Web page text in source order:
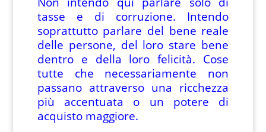
tasse e di corruzione. Intendo
soprattutto parlare del bene reale
delle persone, del loro stare bene
dentro e della loro felicità. Cose
tutte che necessariamente non
passano attraverso una ricchezza
più accentuata o un potere di
acquisto maggiore.